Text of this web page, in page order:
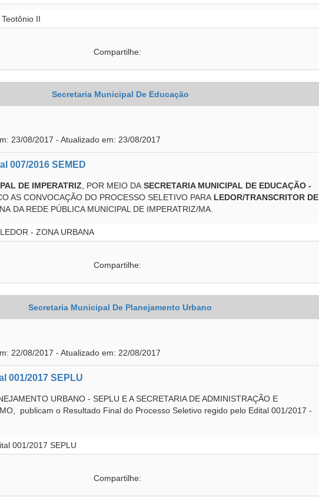
II
Compartilhe:
Secretaria Municipal De Educação
23/08/2017 - Atualizado em: 23/08/2017
007/2016 SEMED
DE IMPERATRIZ , POR MEIO DA SECRETARIA MUNICIPAL DE EDUCAÇÃO -
AS CONVOCAÇÃO DO PROCESSO SELETIVO PARA LEDOR/TRANSCRITOR DE
DA REDE PÚBLICA MUNICIPAL DE IMPERATRIZ/MA.
- ZONA URBANA
Compartilhe:
Secretaria Municipal De Planejamento Urbano
22/08/2017 - Atualizado em: 22/08/2017
001/2017 SEPLU
URBANO - SEPLU E A SECRETARIA DE ADMINISTRAÇÃO E
publicam o Resultado Final do Processo Seletivo regido pelo Edital 001/2017 -
001/2017 SEPLU
Compartilhe: